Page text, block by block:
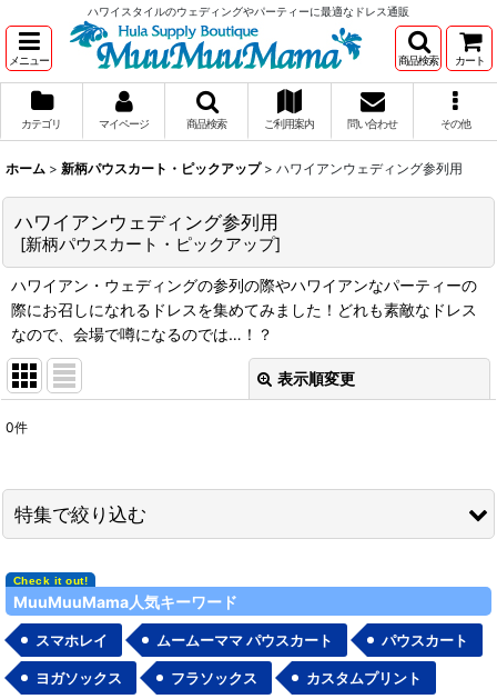
ハワイスタイルのウェディングやパーティーに最適なドレス通販
メニュー 商品検索 カート
カテゴリ マイページ 商品検索 ご利用案内 問い合わせ その他
ホーム > 新柄パウスカート・ピックアップ > ハワイアンウェディング参列用
ハワイアンウェディング参列用
[新柄パウスカート・ピックアップ]
ハワイアン・ウェディングの参列の際やハワイアンなパーティーの
際にお召しになれるドレスを集めてみました！どれも素敵なドレス
なので、会場で噂になるのでは…！？
表示順変更
在庫あり
並び順:
絞り込む
0件
特集で絞り込む
無地ボディ
セール品&見切り品
ネコポス対応商品一覧
MuuMuuMama人気キーワード
スマホレイ ムームーママ パウスカート パウスカート
ヨガソックス フラソックス カスタムプリント